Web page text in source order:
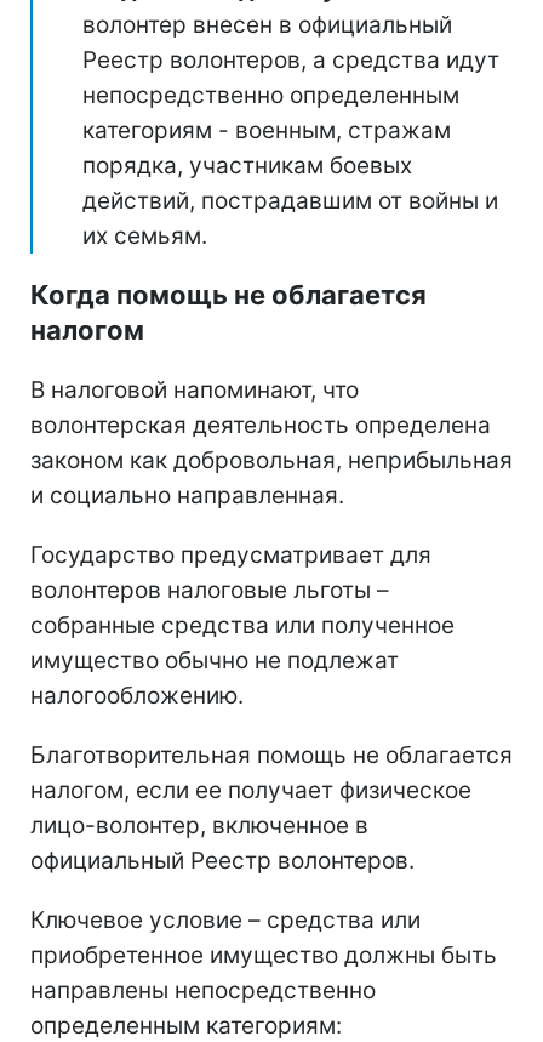
волонтер внесен в официальный
Реестр волонтеров, а средства идут
непосредственно определенным
категориям - военным, стражам
порядка, участникам боевых
действий, пострадавшим от войны и
их семьям.
Когда помощь не облагается
налогом
В налоговой напоминают, что
волонтерская деятельность определена
законом как добровольная, неприбыльная
и социально направленная.
Государство предусматривает для
волонтеров налоговые льготы –
собранные средства или полученное
имущество обычно не подлежат
налогообложению.
Благотворительная помощь не облагается
налогом, если ее получает физическое
лицо-волонтер, включенное в
официальный Реестр волонтеров.
Ключевое условие – средства или
приобретенное имущество должны быть
направлены непосредственно
определенным категориям: